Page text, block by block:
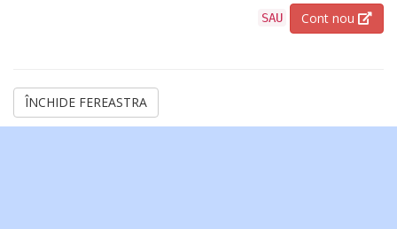
SAU Cont nou
ÎNCHIDE FEREASTRA